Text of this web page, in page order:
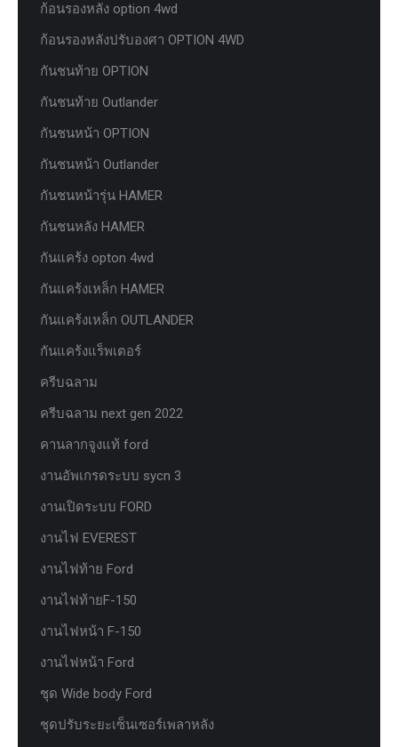
ก้อนรองหลัง option 4wd
ก้อนรองหลังปรับองศา OPTION 4WD
กันชนท้าย OPTION
กันชนท้าย Outlander
กันชนหน้า OPTION
กันชนหน้า Outlander
กันชนหน้ารุ่น HAMER
กันชนหลัง HAMER
กันแคร้ง opton 4wd
กันแคร้งเหล็ก HAMER
กันแคร้งเหล็ก OUTLANDER
กันแคร้งแร็พเตอร์
ครีบฉลาม
ครีบฉลาม next gen 2022
คานลากจูงแท้ ford
งานอัพเกรดระบบ sycn 3
งานเปิดระบบ FORD
งานไฟ EVEREST
งานไฟท้าย Ford
งานไฟท้ายF-150
งานไฟหน้า F-150
งานไฟหน้า Ford
ชุด Wide body Ford
ชุดปรับระยะเซ็นเซอร์เพลาหลัง